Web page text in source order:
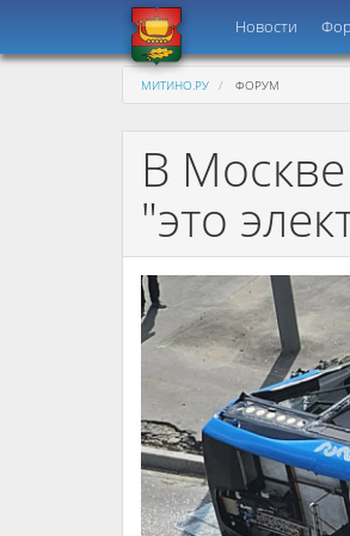
Новости
МИТИНО.РУ ФОРУМ
В
"это